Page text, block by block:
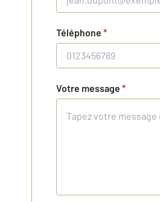
Téléphone *
Votre message *